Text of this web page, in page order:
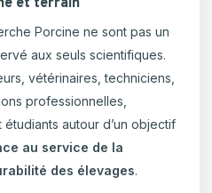
Porcine ne sont pas un
aux seuls scientifiques.
vétérinaires, techniciens,
professionnelles,
autour d’un objectif
au service de la
des élevages.